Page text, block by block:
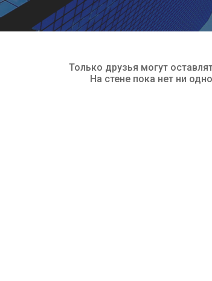
Только друзья могут
На стене пока нет ни